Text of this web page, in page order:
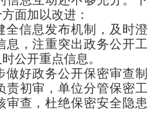
面加以改进：
全信息发布机制，及时澄
息，注重突出政务公开工
公开重点信息。
做好政务公开保密审查制
责初审，单位分管保密工
审查，杜绝保密安全隐患